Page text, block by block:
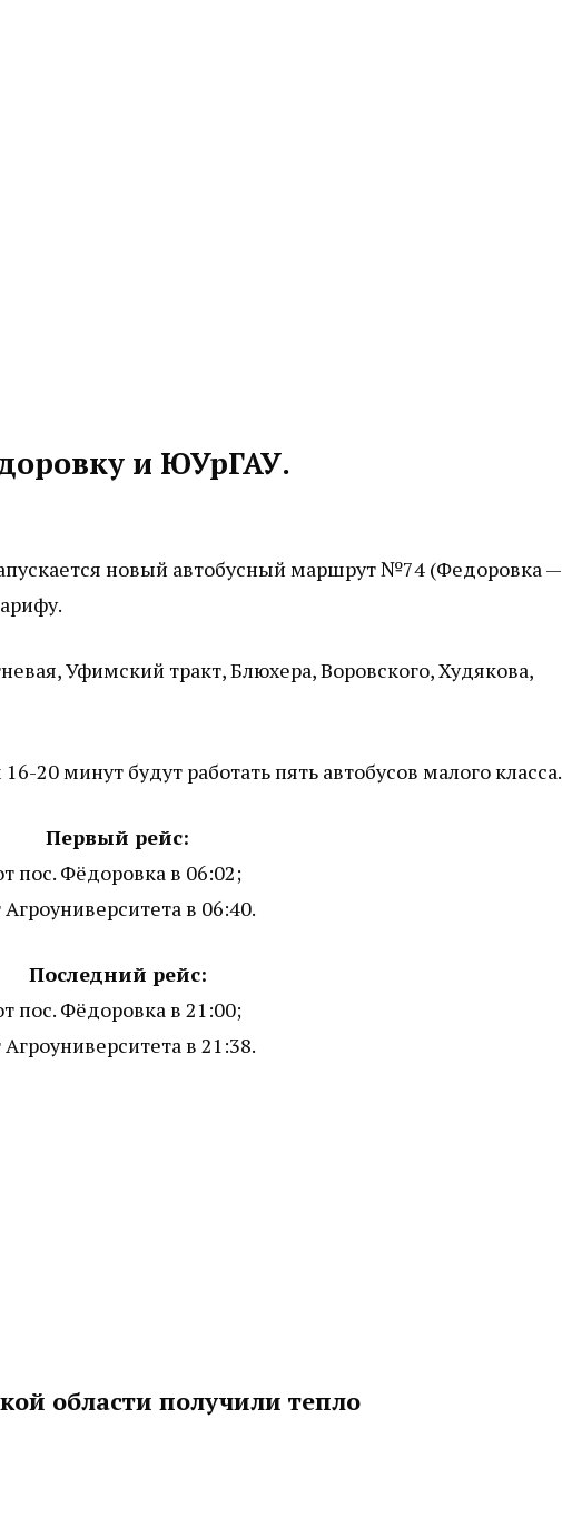
и ЮУрГАУ.
новый автобусный маршрут №74 (Федоровка —
Уфимский тракт, Блюхера, Воровского, Худякова,
20 минут будут работать пять автобусов малого класса.
Первый рейс:
пос. Фёдоровка в 06:02;
Агроуниверситета в 06:40.
Последний рейс:
пос. Фёдоровка в 21:00;
Агроуниверситета в 21:38.
области получили тепло